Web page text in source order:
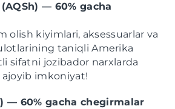
(AQSh) — 60% gacha
olish kiyimlari, aksessuarlar va
taniqli Amerika
sifatni jozibador narxlarda
imkoniyat!
— 60% gacha chegirmalar